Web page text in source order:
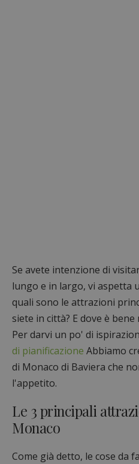
Se avete intenzione di
lungo e in largo, vi aspetta
quali sono le attrazioni
siete in città? E dove è
Per darvi un po' di
di pianificazione Abbiamo
di Monaco di Baviera che
l'appetito.
Le 3 principali
Monaco
Come già detto, le cose da